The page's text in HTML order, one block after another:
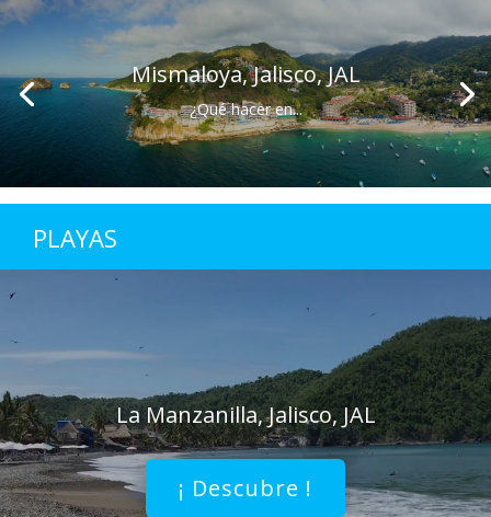
Mismaloya, Jalisco, JAL
¿Qué hacer en...
PLAYAS
La Manzanilla, Jalisco, JAL
¡ Descubre !